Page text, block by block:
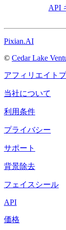
API
Pixian.AI
© Cedar Lake
アフィリエイト
当社について
利用条件
プライバシー
サポート
背景除去
フェイスシール
API
価格